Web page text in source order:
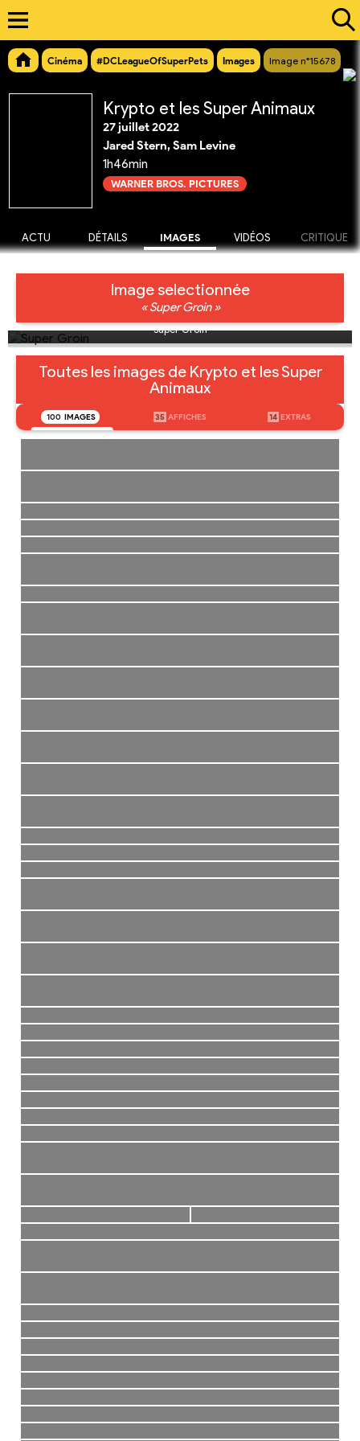
Cinéma #DCLeagueOfSuperPets Images Image n°15678
Krypto et les Super Animaux
27 juillet 2022
Jared Stern, Sam Levine
1h46min
WARNER BROS. PICTURES
ACTU DÉTAILS IMAGES VIDÉOS CRITIQUE
Image selectionnée
« Super Groin »
Super Groin
Toutes les images de Krypto et les Super
Animaux
100 IMAGES 35 AFFICHES 14 EXTRAS